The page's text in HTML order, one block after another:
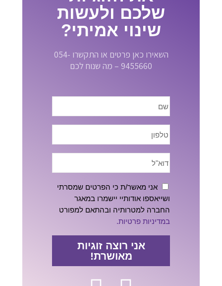
שלכם ולעשות
שינוי אמיתי?
השאירו כאן פרטים או התקשרו 054-
9455660 – מה שנוח לכם
אני מאשר/ת כי הפרטים שמסרתי
ושייאספו אודותיי יישמרו במאגר
החברה למטרותיה ובהתאם למפורט
במדיניות פרטיות.
אני רוצה זוגיות
מאושרת!